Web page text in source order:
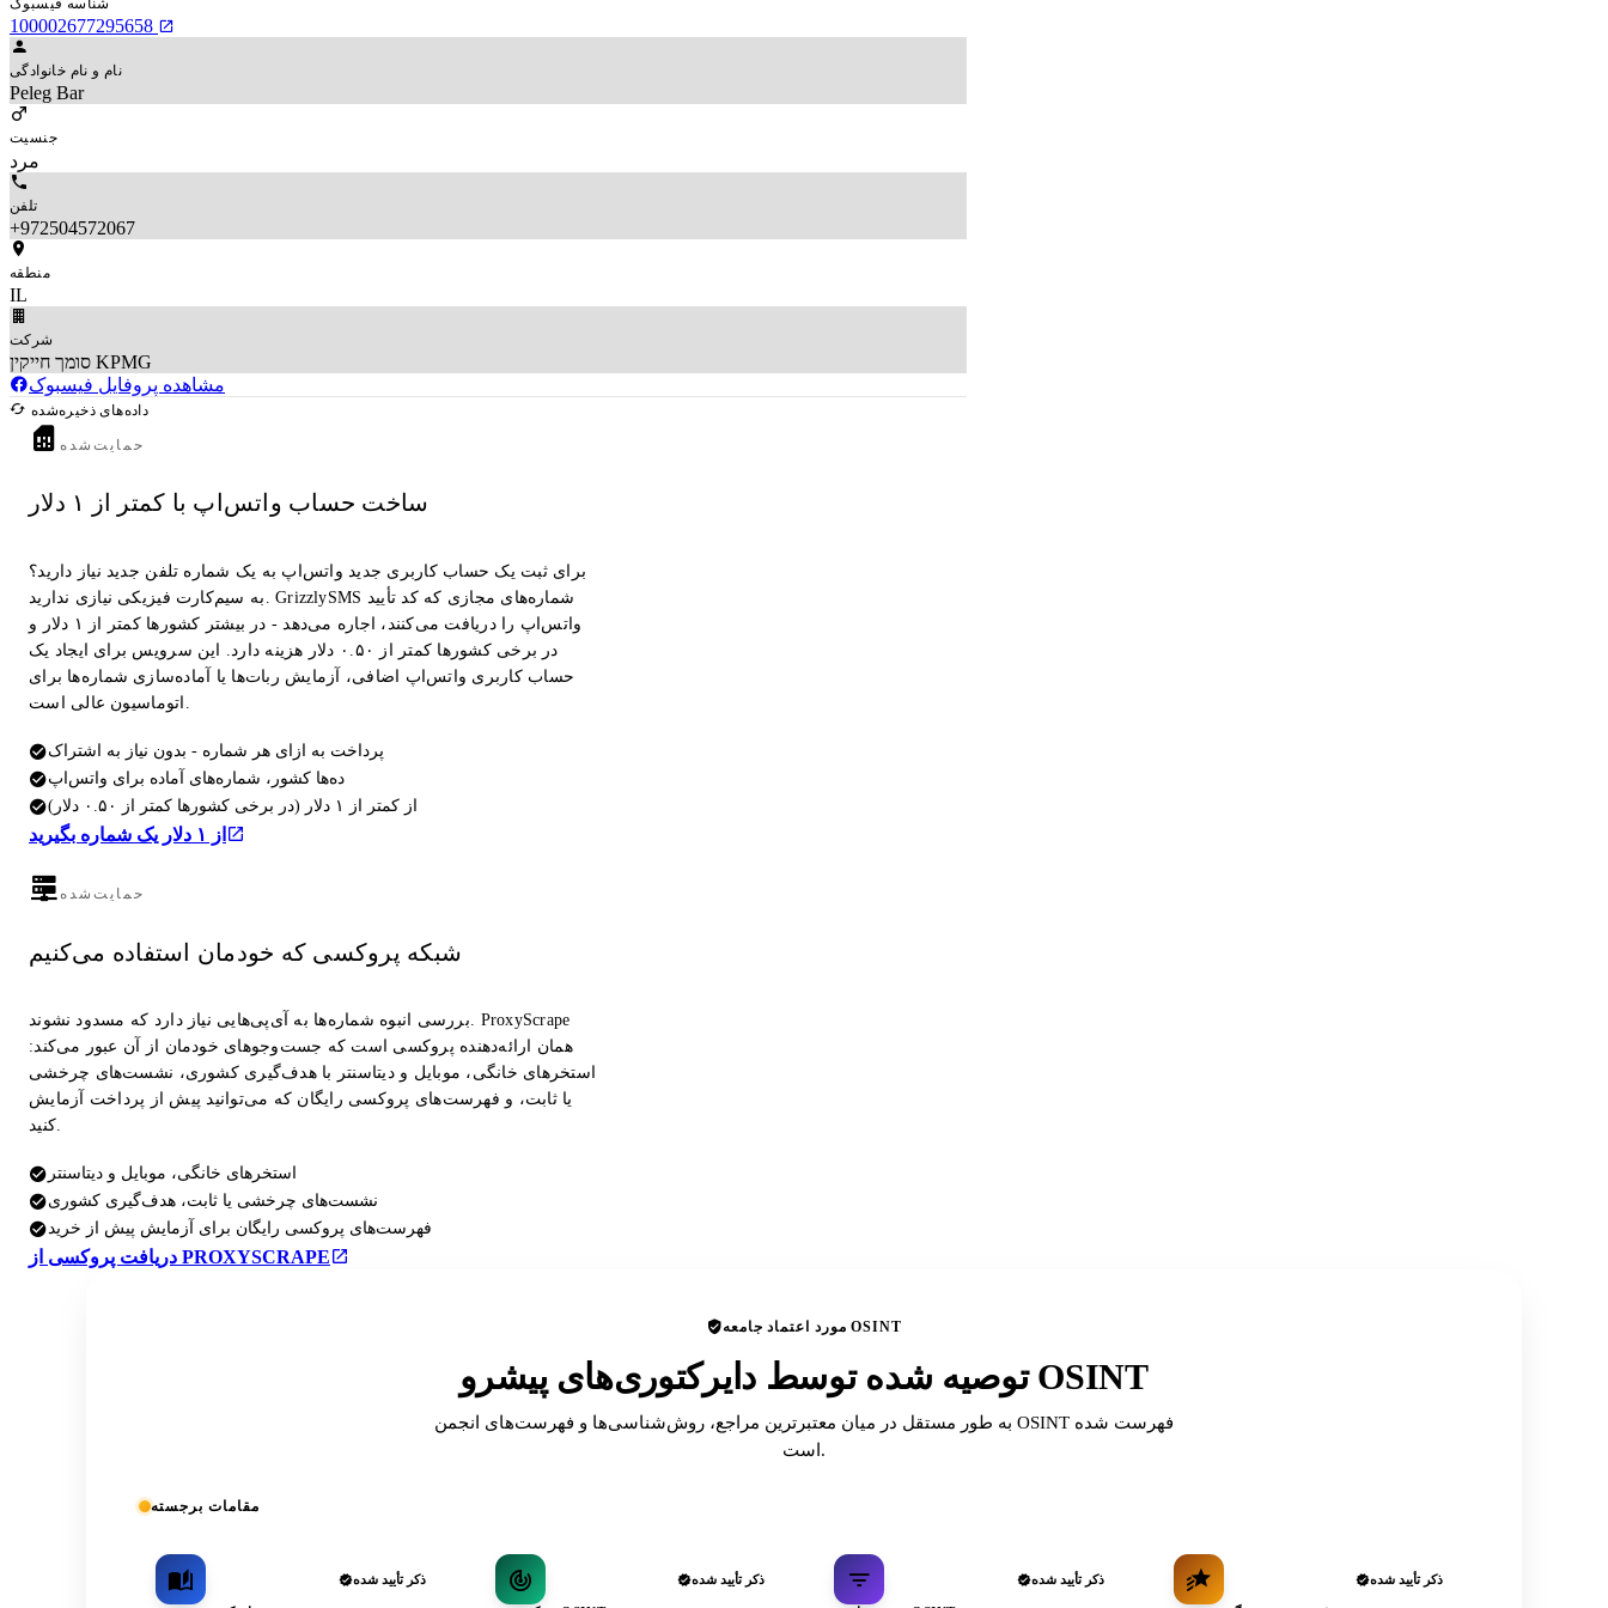
شناسه فیسبوک
100002677295658
نام و نام خانوادگی
Peleg Bar
جنسیت
مرد
تلفن
+972504572067
منطقه
IL
شرکت
סומך חייקין KPMG
مشاهده پروفایل فیسبوک
داده‌های ذخیره‌شده
حمایت‌شده
ساخت حساب واتس‌اپ با کمتر از ۱ دلار
برای ثبت یک حساب کاربری جدید واتس‌اپ به یک شماره تلفن جدید نیاز دارید؟
به سیم‌کارت فیزیکی نیازی ندارید. GrizzlySMS شماره‌های مجازی که کد تأیید
واتس‌اپ را دریافت می‌کنند، اجاره می‌دهد - در بیشتر کشورها کمتر از ۱ دلار و
در برخی کشورها کمتر از ۰.۵۰ دلار هزینه دارد. این سرویس برای ایجاد یک
حساب کاربری واتس‌اپ اضافی، آزمایش ربات‌ها یا آماده‌سازی شماره‌ها برای
اتوماسیون عالی است.
پرداخت به ازای هر شماره - بدون نیاز به اشتراک
ده‌ها کشور، شماره‌های آماده برای واتس‌اپ
از کمتر از ۱ دلار (در برخی کشورها کمتر از ۰.۵۰ دلار)
از ۱ دلار یک شماره بگیرید
حمایت‌شده
شبکه پروکسی که خودمان استفاده می‌کنیم
بررسی انبوه شماره‌ها به آی‌پی‌هایی نیاز دارد که مسدود نشوند. ProxyScrape
همان ارائه‌دهنده پروکسی است که جست‌وجوهای خودمان از آن عبور می‌کند:
استخرهای خانگی، موبایل و دیتاسنتر با هدف‌گیری کشوری، نشست‌های چرخشی
یا ثابت، و فهرست‌های پروکسی رایگان که می‌توانید پیش از پرداخت آزمایش
کنید.
استخرهای خانگی، موبایل و دیتاسنتر
نشست‌های چرخشی یا ثابت، هدف‌گیری کشوری
فهرست‌های پروکسی رایگان برای آزمایش پیش از خرید
دریافت پروکسی از PROXYSCRAPE
مورد اعتماد جامعه OSINT
توصیه شده توسط دایرکتوری‌های پیشرو OSINT
به طور مستقل در میان معتبرترین مراجع، روش‌شناسی‌ها و فهرست‌های انجمن OSINT فهرست شده
است.
مقامات برجسته
ذکر تأیید شده ذکر تأیید شده ذکر تأیید شده ذکر تأیید شده